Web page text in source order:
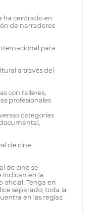
ha centrado en
de narradores
para
a través del
con talleres,
profesionales
categorías
de cine
de cine se
indican en la
oficial. Tenga en
separado; toda la
en las reglas